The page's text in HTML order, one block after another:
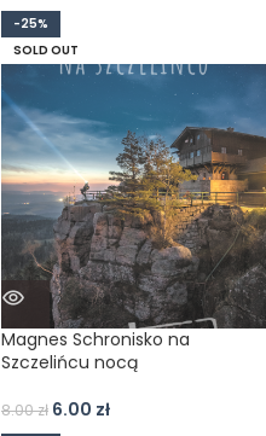
-25%
SOLD OUT
Magnes Schronisko na
Szczelińcu nocą
8.00zł 6.00 zł